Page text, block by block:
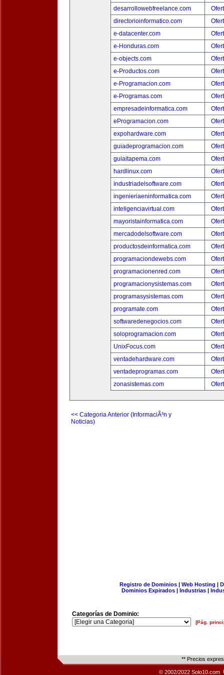
desarrollowebfreelance.com
directorioinformatico.com
e-datacenter.com
e-Honduras.com
e-objects.com
e-Productos.com
e-Programacion.com
e-Programas.com
empresadeinformatica.com
eProgramacion.com
expohardware.com
guiadeprogramacion.com
guiaitapema.com
hardlinux.com
industriadelsoftware.com
ingenieriaeninformatica.com
inteligenciavirtual.com
mayoristainformatica.com
mercadodelsoftware.com
productosdeinformatica.com
programaciondewebs.com
programacionenred.com
programacionysistemas.com
programasysistemas.com
programate.com
softwaredenegocios.com
soloprogramacion.com
UnixFocus.com
ventadehardware.com
ventadeprogramas.com
zonasistemas.com
<< Categoria Anterior (InformaciÃ³n y
Noticias)
Registro de Dominios| Web Hosting |
Dominios Expirados | Industrias |
Categorías de Dominio:
[Pág.
** Precios
© 2002/2022 Solo10.com